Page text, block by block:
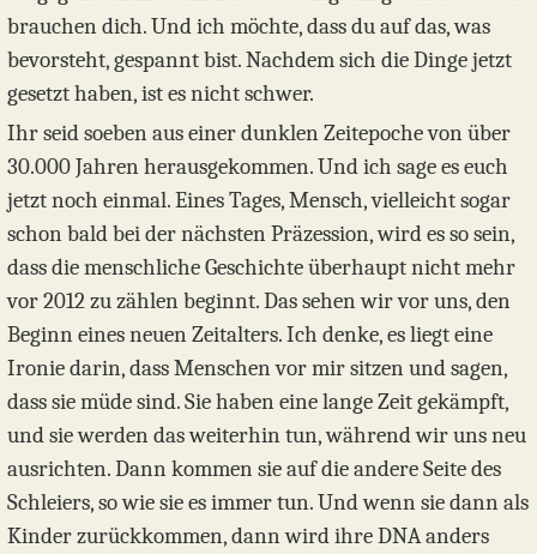
brauchen dich. Und ich möchte, dass du auf das, was
bevorsteht, gespannt bist. Nachdem sich die Dinge jetzt
gesetzt haben, ist es nicht schwer.
Ihr seid soeben aus einer dunklen Zeitepoche von über
30.000 Jahren herausgekommen. Und ich sage es euch
jetzt noch einmal. Eines Tages, Mensch, vielleicht sogar
schon bald bei der nächsten Präzession, wird es so sein,
dass die menschliche Geschichte überhaupt nicht mehr
vor 2012 zu zählen beginnt. Das sehen wir vor uns, den
Beginn eines neuen Zeitalters. Ich denke, es liegt eine
Ironie darin, dass Menschen vor mir sitzen und sagen,
dass sie müde sind. Sie haben eine lange Zeit gekämpft,
und sie werden das weiterhin tun, während wir uns neu
ausrichten. Dann kommen sie auf die andere Seite des
Schleiers, so wie sie es immer tun. Und wenn sie dann als
Kinder zurückkommen, dann wird ihre DNA anders